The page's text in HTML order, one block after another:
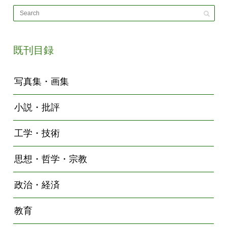
既刊目録
写真集・画集
小説・批評
工学・技術
思想・哲学・宗教
政治・経済
教育